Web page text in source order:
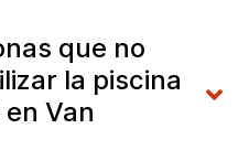
que no
la piscina
Van